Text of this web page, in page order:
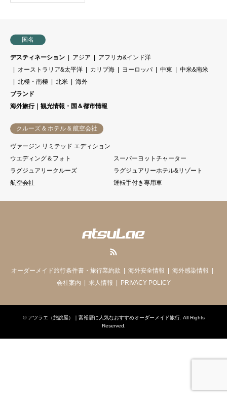
国名
デスティネーション アジア
アフリカ&インド洋
オーストラリア&太平洋
カリブ海 ヨーロッパ 中東
中米&南米
北極・南極
北米
海外
ブランド
海外旅行｜観光情報・国＆都市情報
クルーズ & ホテル & 航空会社
ヴァージン リミテッド エディション
ウエディング＆フォト
スーパーヨットチャーター
ラグジュアリークルーズ
ラグジュアリーホテル&リゾート
航空会社
運転手付き専用車
オーダーメイド旅行条件書・旅行業約款 海外安全情報
海外感染情報
会社案内
求人情報 PRIVACY POLICY
© アツラエ（旅誂屋）｜富裕層に人気なおすすめオーダーメイド旅行. All Rights
Reserved.